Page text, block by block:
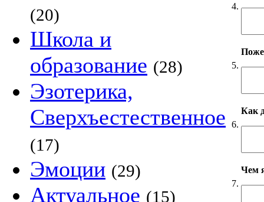
(20)
Школа и
образование (28)
Эзотерика,
Сверхъестественное
(17)
Эмоции (29)
Актуальное (15)
4.
5.
6.
Как
7.
Чем